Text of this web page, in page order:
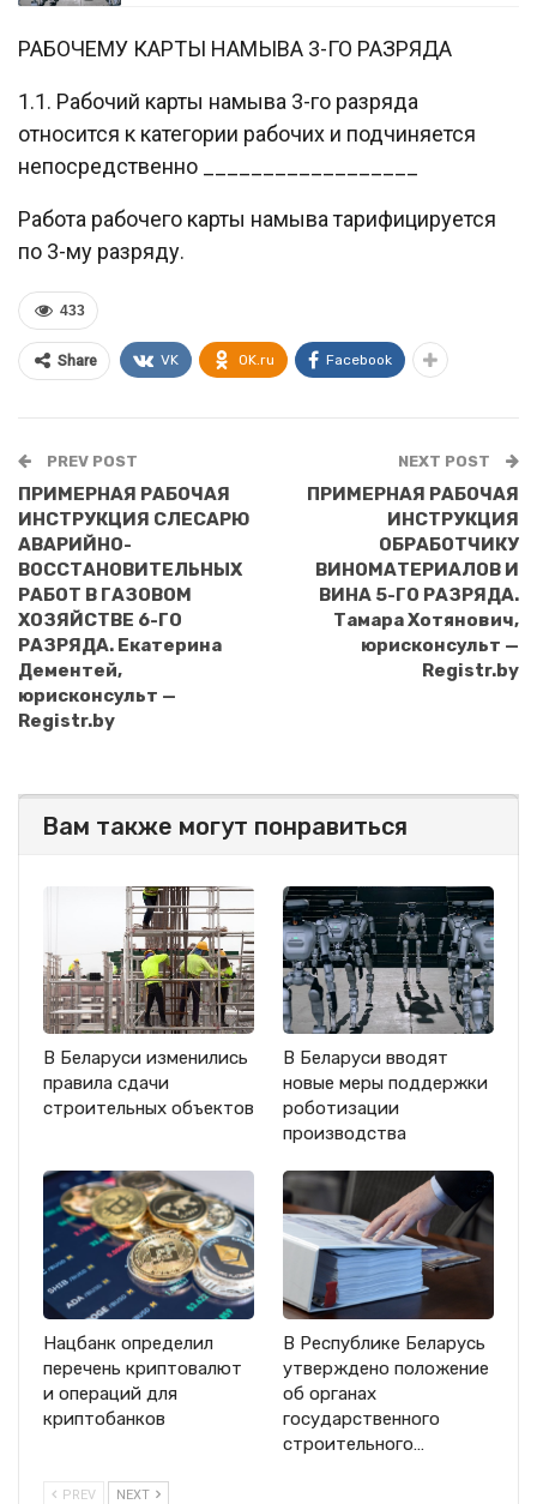
РАБОЧЕМУ КАРТЫ НАМЫВА 3-ГО РАЗРЯДА
1.1. Рабочий карты намыва 3-го разряда
относится к категории рабочих и подчиняется
непосредственно __________________
Работа рабочего карты намыва тарифицируется
по 3-му разряду.
433
Share VK OK.ru Facebook
PREV POST
ПРИМЕРНАЯ РАБОЧАЯ
ИНСТРУКЦИЯ СЛЕСАРЮ
АВАРИЙНО-
ВОССТАНОВИТЕЛЬНЫХ
РАБОТ В ГАЗОВОМ
ХОЗЯЙСТВЕ 6-ГО
РАЗРЯДА. Екатерина
Дементей,
юрисконсульт —
Registr.by
NEXT POST
ПРИМЕРНАЯ РАБОЧАЯ
ИНСТРУКЦИЯ
ОБРАБОТЧИКУ
ВИНОМАТЕРИАЛОВ И
ВИНА 5-ГО РАЗРЯДА.
Тамара Хотянович,
юрисконсульт —
Registr.by
Вам также могут понравиться
В Беларуси изменились
правила сдачи
строительных объектов
В Беларуси вводят
новые меры поддержки
роботизации
производства
Нацбанк определил
перечень криптовалют
и операций для
криптобанков
В Республике Беларусь
утверждено положение
об органах
государственного
строительного…
PREV NEXT